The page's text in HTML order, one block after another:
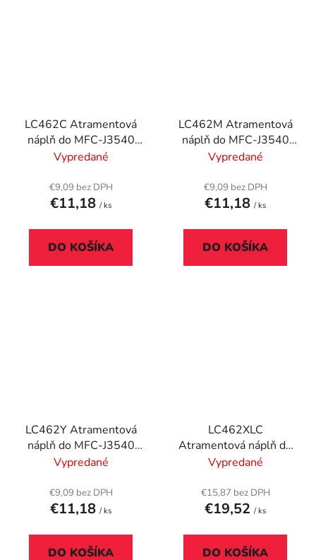
LC462C Atramentová
náplň do MFC-J3540
tlačiarní, BROTHER,
Vypredané
€9,09 bez DPH
€11,18 / ks
DO KOŠÍKA
LC462M Atramentová
náplň do MFC-J3540
tlační, BROTHER,
Vypredané
€9,09 bez DPH
€11,18 / ks
DO KOŠÍKA
LC462Y Atramentová
náplň do MFC-J3540
tlačiarní, BROTHER,
Vypredané
€9,09 bez DPH
€11,18 / ks
DO KOŠÍKA
LC462XLC
Atramentová náplň do
MFC-J3540 tlačiarní,
strán
Vypredané
€15,87 bez DPH
€19,52 / ks
DO KOŠÍKA